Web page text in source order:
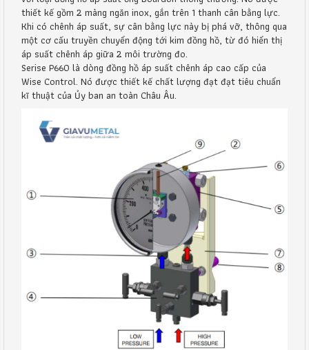
thiết kế gồm 2 màng ngăn inox, gắn trên 1 thanh cân bằng lực.
Khi có chênh áp suất, sự cân bằng lực này bị phá vỡ, thông qua
một cơ cấu truyền chuyển động tới kim đồng hồ, từ đó hiển thị
áp suất chênh áp giữa 2 môi trường đo.
Serise P660 là dòng đồng hồ áp suất chênh áp cao cấp của
Wise Control. Nó được thiết kế chất lượng đạt đạt tiêu chuẩn
kĩ thuật của Ủy ban an toàn Châu Âu.